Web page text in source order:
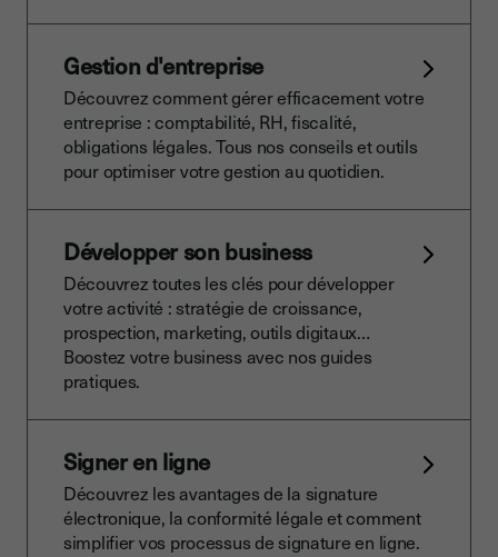
Gestion d'entreprise
Découvrez comment gérer efficacement votre
entreprise : comptabilité, RH, fiscalité,
obligations légales. Tous nos conseils et outils
pour optimiser votre gestion au quotidien.
Développer son business
Découvrez toutes les clés pour développer
votre activité : stratégie de croissance,
prospection, marketing, outils digitaux…
Boostez votre business avec nos guides
pratiques.
Signer en ligne
Découvrez les avantages de la signature
électronique, la conformité légale et comment
simplifier vos processus de signature en ligne.